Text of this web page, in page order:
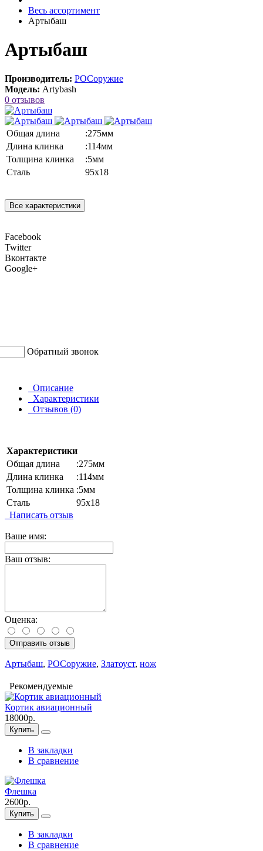
Весь ассортимент
Артыбаш
Артыбаш
Производитель: РОСоружие
Модель: Artybash
0 отзывов
Общая длина
:275мм
Длина клинка
:114мм
Толщина клинка
:5мм
Сталь
95х18
Все характеристики
Facebook
Twitter
Вконтакте
Google+
Обратный звонок
Описание
Характеристики
Отзывов (0)
Характеристики
Общая длина
:275мм
Длина клинка
:114мм
Толщина клинка :5мм
Сталь
95х18
Написать отзыв
Ваше имя:
Ваш отзыв:
Оценка:
Отправить отзыв
Артыбаш, РОСоружие, Златоуст, нож
Рекомендуемые
Кортик авиационный
18000р.
Купить
В закладки
В сравнение
Флешка
2600р.
Купить
В закладки
В сравнение